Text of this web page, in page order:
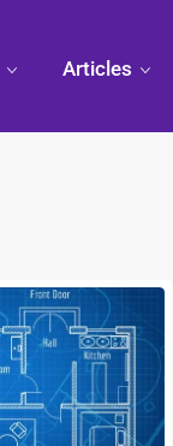
Articles